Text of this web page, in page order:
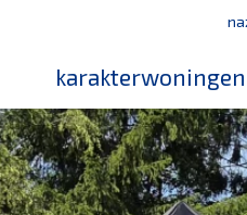
karakterwoningen